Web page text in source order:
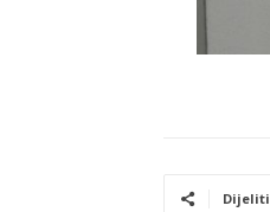
Dijeliti